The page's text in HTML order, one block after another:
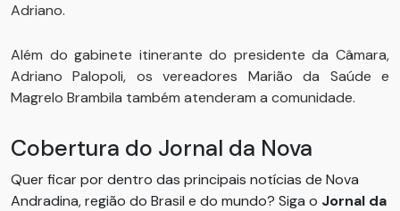
Adriano.
Além do gabinete itinerante do presidente da Câmara,
Adriano Palopoli, os vereadores Marião da Saúde e
Magrelo Brambila também atenderam a comunidade.
Cobertura do Jornal da Nova
Quer ficar por dentro das principais notícias de Nova
Andradina, região do Brasil e do mundo? Siga o Jornal da